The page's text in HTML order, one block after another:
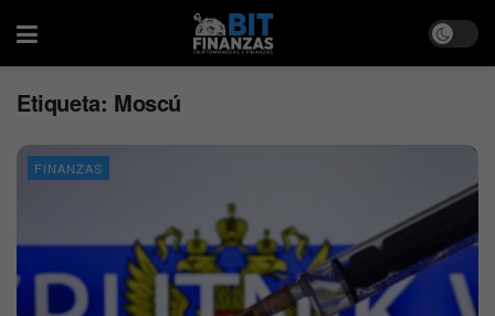
Etiqueta: Moscú
FINANZAS